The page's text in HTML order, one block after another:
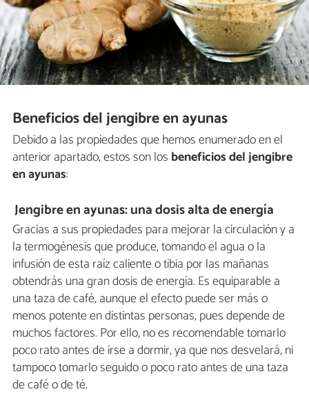
Beneficios del jengibre en ayunas
Debido a las propiedades que hemos enumerado en el
anterior apartado, estos son los beneficios del jengibre
en ayunas:
Jengibre en ayunas: una dosis alta de energía
Gracias a sus propiedades para mejorar la circulación y a
la termogénesis que produce, tomando el agua o la
infusión de esta raíz caliente o tibia por las mañanas
obtendrás una gran dosis de energía. Es equiparable a
una taza de café, aunque el efecto puede ser más o
menos potente en distintas personas, pues depende de
muchos factores. Por ello, no es recomendable tomarlo
poco rato antes de irse a dormir, ya que nos desvelará, ni
tampoco tomarlo seguido o poco rato antes de una taza
de café o de té.